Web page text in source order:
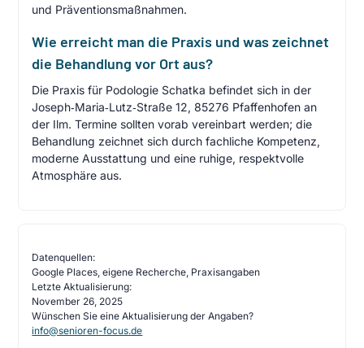
und Präventionsmaßnahmen.
Wie erreicht man die Praxis und was zeichnet
die Behandlung vor Ort aus?
Die Praxis für Podologie Schatka befindet sich in der
Joseph‑Maria‑Lutz‑Straße 12, 85276 Pfaffenhofen an
der Ilm. Termine sollten vorab vereinbart werden; die
Behandlung zeichnet sich durch fachliche Kompetenz,
moderne Ausstattung und eine ruhige, respektvolle
Atmosphäre aus.
Datenquellen:
Google Places, eigene Recherche, Praxisangaben
Letzte Aktualisierung:
November 26, 2025
Wünschen Sie eine Aktualisierung der Angaben?
info@senioren-focus.de